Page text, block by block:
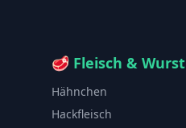
🥩 Fleisch & Wurst
Hähnchen
Hackfleisch